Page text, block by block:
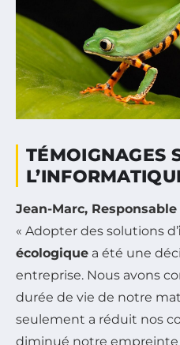
TÉMOIGNAGES
Jean-Marc,
« Adopter des solutions d’
écologique a été une
entreprise. Nous avons
durée de vie de notre
seulement a réduit nos
diminué notre empreinte